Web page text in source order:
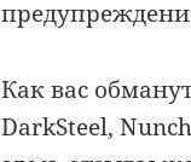
Как вас
DarkSteel,